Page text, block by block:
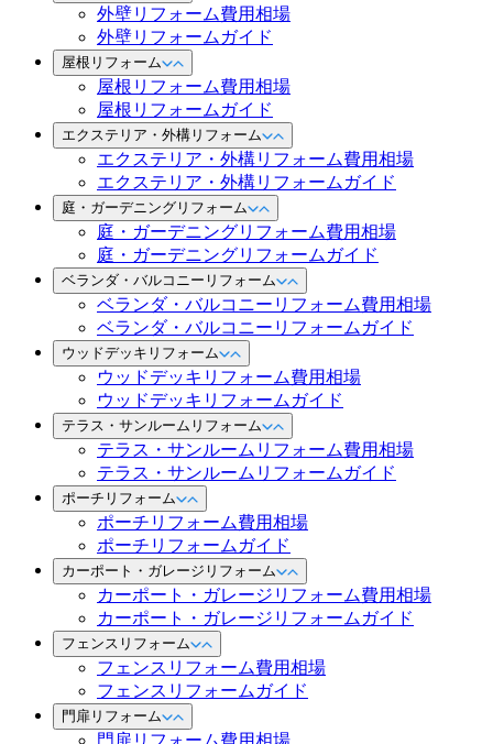
外壁リフォーム費用相場
外壁リフォームガイド
屋根リフォーム
屋根リフォーム費用相場
屋根リフォームガイド
エクステリア・外構リフォーム
エクステリア・外構リフォーム費用相場
エクステリア・外構リフォームガイド
庭・ガーデニングリフォーム
庭・ガーデニングリフォーム費用相場
庭・ガーデニングリフォームガイド
ベランダ・バルコニーリフォーム
ベランダ・バルコニーリフォーム費用相場
ベランダ・バルコニーリフォームガイド
ウッドデッキリフォーム
ウッドデッキリフォーム費用相場
ウッドデッキリフォームガイド
テラス・サンルームリフォーム
テラス・サンルームリフォーム費用相場
テラス・サンルームリフォームガイド
ポーチリフォーム
ポーチリフォーム費用相場
ポーチリフォームガイド
カーポート・ガレージリフォーム
カーポート・ガレージリフォーム費用相場
カーポート・ガレージリフォームガイド
フェンスリフォーム
フェンスリフォーム費用相場
フェンスリフォームガイド
門扉リフォーム